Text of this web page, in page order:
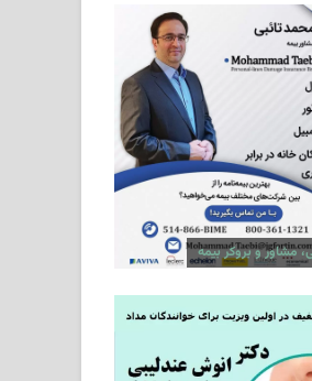
مشاور و بروکر بیمه